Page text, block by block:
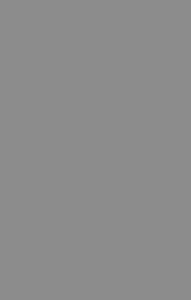
蒐藏人偶 讓